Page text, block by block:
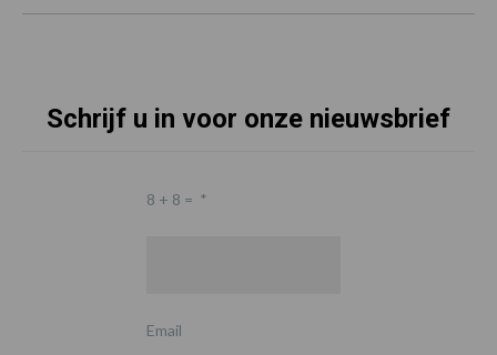
Schrijf u in voor onze nieuwsbrief
8 + 8 = *
Email